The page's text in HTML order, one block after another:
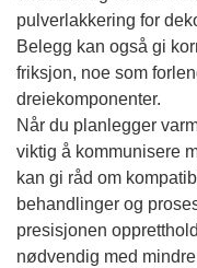
pulverlakkering for
Belegg kan også gi
friksjon, noe som
dreiekomponenter.
Når du planlegger
viktig å kommunisere
kan gi råd om
behandlinger og
presisjonen
nødvendig med